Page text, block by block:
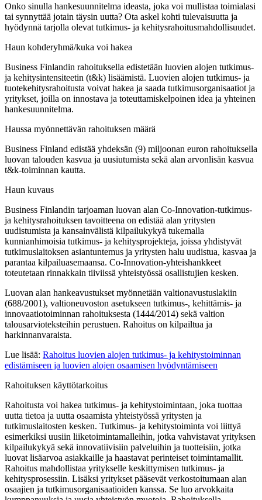
Onko sinulla hankesuunnitelma ideasta, joka voi mullistaa toimialasi
tai synnyttää jotain täysin uutta? Ota askel kohti tulevaisuutta ja
hyödynnä tarjolla olevat tutkimus- ja kehitysrahoitusmahdollisuudet.
Haun kohderyhmä/kuka voi hakea
Business Finlandin rahoituksella edistetään luovien alojen tutkimus-
ja kehitysintensiteetin (t&k) lisäämistä. Luovien alojen tutkimus- ja
tuotekehitysrahoitusta voivat hakea ja saada tutkimusorganisaatiot ja
yritykset, joilla on innostava ja toteuttamiskelpoinen idea ja yhteinen
hankesuunnitelma.
Haussa myönnettävän rahoituksen määrä
Business Finland edistää yhdeksän (9) miljoonan euron rahoituksella
luovan talouden kasvua ja uusiutumista sekä alan arvonlisän kasvua
t&k-toiminnan kautta.
Haun kuvaus
Business Finlandin tarjoaman luovan alan Co-Innovation-tutkimus-
ja kehitysrahoituksen tavoitteena on edistää alan yritysten
uudistumista ja kansainvälistä kilpailukykyä tukemalla
kunnianhimoisia tutkimus- ja kehitysprojekteja, joissa yhdistyvät
tutkimuslaitoksen asiantuntemus ja yritysten halu uudistua, kasvaa ja
parantaa kilpailuasemaansa. Co-Innovation-yhteishankkeet
toteutetaan rinnakkain tiiviissä yhteistyössä osallistujien kesken.
Luovan alan hankeavustukset myönnetään valtionavustuslakiin
(688/2001), valtioneuvoston asetukseen tutkimus-, kehittämis- ja
innovaatiotoiminnan rahoituksesta (1444/2014) sekä valtion
talousarvioteksteihin perustuen. Rahoitus on kilpailtua ja
harkinnanvaraista.
Lue lisää: Rahoitus luovien alojen tutkimus- ja kehitystoiminnan
edistämiseen ja luovien alojen osaamisen hyödyntämiseen
Rahoituksen käyttötarkoitus
Rahoitusta voi hakea tutkimus- ja kehitystoimintaan, joka tuottaa
uutta tietoa ja uutta osaamista yhteistyössä yritysten ja
tutkimuslaitosten kesken. Tutkimus- ja kehitystoiminta voi liittyä
esimerkiksi uusiin liiketoimintamalleihin, jotka vahvistavat yrityksen
kilpailukykyä sekä innovatiivisiin palveluihin ja tuotteisiin, jotka
luovat lisäarvoa asiakkaille ja haastavat perinteiset toimintamallit.
Rahoitus mahdollistaa yritykselle keskittymisen tutkimus- ja
kehitysprosessiin. Lisäksi yritykset pääsevät verkostoitumaan alan
osaajien ja tutkimusorganisaatioiden kanssa. Se luo arvokkaita